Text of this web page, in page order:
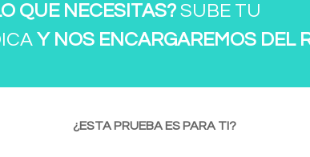
QUE NECESITAS? SUBE TU
Y NOS ENCARGAREMOS DEL
¿ESTA PRUEBA ES PARA TI?